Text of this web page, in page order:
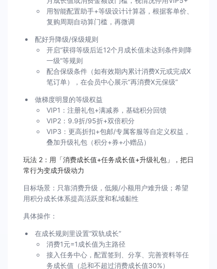
用智能配置助手+等级设计计算器，根据客单价、
复购周期自动算门槛，再微调
配好升降级/保级规则
开启“获得等级后近12个月成长值未达到条件则降
一级”等规则
配合保级条件（如有效期内累计消费X元或完成X
笔订单），在会员中心展示“再消费X元保级”
做梯度明显的等级权益
VIP1：注册礼包+满减券，基础积分回馈
VIP2：9.9折/95折+双倍积分
VIP3：更高折扣+包邮/专属客服等自定义权益，
叠加升级礼包（积分+券+小赠品）
玩法 2：用「消费成长值+任务成长值+升级礼包」，把日
常行为变成升级动力
目标场景：只靠消费升级，低频/小额用户难升级；希望
用积分成长体系提高活跃度和私域黏性
具体操作：
在成长规则里设置“双轨成长”
消费1元=1成长值为主路径
接入任务中心，配置签到、分享、完善资料等任
务成长值（总和不超过消费成长值30%）